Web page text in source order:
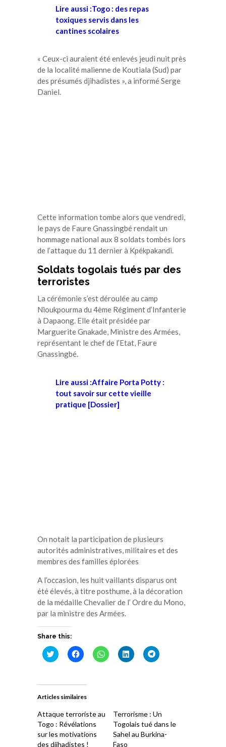
Lire aussi :Togo : des repas
toxiques servis dans les
cantines scolaires
« Ceux-ci auraient été enlevés jeudi nuit près
de la localité malienne de Koutiala (Sud) par
des présumés djihadistes », a informé Serge
Daniel.
Cette information tombe alors que vendredi,
le pays de Faure Gnassingbé rendait un
hommage national aux 8 soldats tombés lors
de l’attaque du 11 dernier à Kpékpakandi.
Soldats togolais tués par des
terroristes
La cérémonie s’est déroulée au camp
Nioukpourma du 4ème Régiment d’Infanterie
à Dapaong. Elle était présidée par
Marguerite Gnakade, Ministre des Armées,
représentant le chef de l’Etat, Faure
Gnassingbé.
Lire aussi :Affaire Porta Potty :
tout savoir sur cette vieille
pratique [Dossier]
On notait la participation de plusieurs
autorités administratives, militaires et des
membres des familles éplorées
A l’occasion, les huit vaillants disparus ont
été élevés, à titre posthume, à la décoration
de la médaille Chevalier de l’ Ordre du Mono,
par la ministre des Armées.
Share this:
Cliquez
pour
dans
nouvelle
Cliquez
pour
dans
nouvelle
Cliquez
pour
Cliquez
pour
Cliquez
pour
Articles similaires
Attaque terroriste au
Togo : Révélations
sur les motivations
des djihadistes !
Terrorisme : Un
Togolais tué dans le
Sahel au Burkina-
Faso